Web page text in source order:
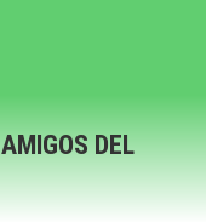
DEL